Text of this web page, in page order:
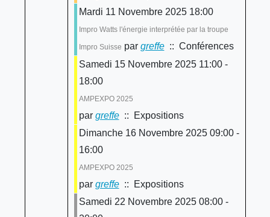
Mardi 11 Novembre 2025 18:00
Impro Watts l'énergie interprétée par la troupe
Impro Suisse par greffe:: Conférences
Samedi 15 Novembre 2025 11:00 -
18:00
AMPEXPO 2025
par greffe:: Expositions
Dimanche 16 Novembre 2025 09:00 -
16:00
AMPEXPO 2025
par greffe:: Expositions
Samedi 22 Novembre 2025 08:00 -